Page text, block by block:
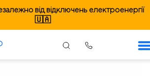
від відключень електроенергії
🇺🇦